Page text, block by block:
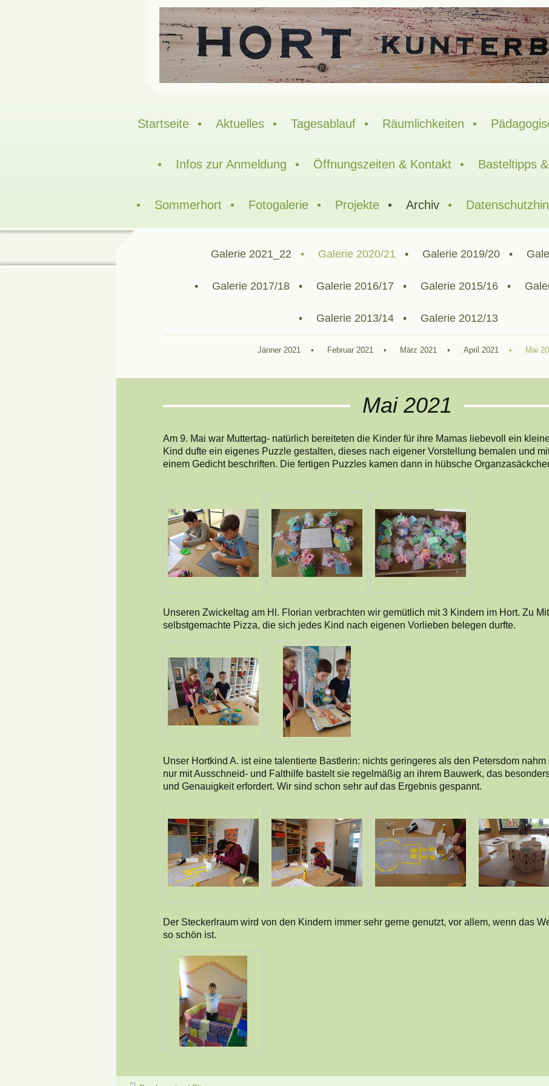
Startseite Aktuelles Tagesablauf Räumlichkeiten
Infos zur Anmeldung Öffnungszeiten & Kontakt Basteltipps
Sommerhort Fotogalerie Projekte Archiv
Galerie 2021_22 Galerie 2020/21 Galerie 2019/20
Galerie 2017/18 Galerie 2016/17 Galerie 2015/16
Galerie 2013/14 Galerie 2012/13
Jänner 2021 Februar 2021 März 2021 April 2021 Mai
Mai 2021
Am 9. Mai war Muttertag- natürlich bereiteten die Kinder für ihre Mamas liebevoll ein
Kind dufte ein eigenes Puzzle gestalten, dieses nach eigener Vorstellung bemalen und
einem Gedicht beschriften. Die fertigen Puzzles kamen dann in hübsche
Unseren Zwickeltag am Hl. Florian verbrachten wir gemütlich mit 3 Kindern im Hort. Zu
selbstgemachte Pizza, die sich jedes Kind nach eigenen Vorlieben belegen durfte.
Unser Hortkind A. ist eine talentierte Bastlerin: nichts geringeres als den Petersdom nahm
nur mit Ausschneid- und Falthilfe bastelt sie regelmäßig an ihrem Bauwerk, das
und Genauigkeit erfordert. Wir sind schon sehr auf das Ergebnis gespannt.
Der Steckerlraum wird von den Kindern immer sehr gerne genutzt, vor allem, wenn das
so schön ist.